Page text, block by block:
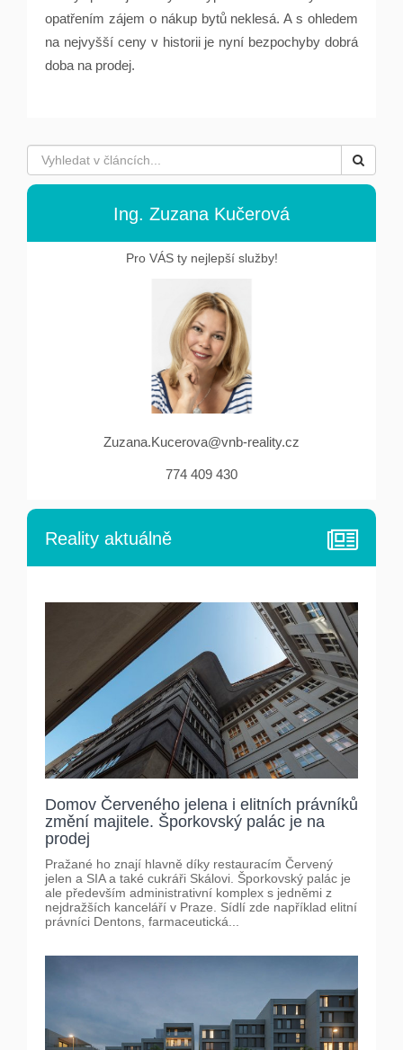
opatřením zájem o nákup bytů neklesá. A s ohledem
na nejvyšší ceny v historii je nyní bezpochyby dobrá
doba na prodej.
Ing. Zuzana Kučerová
Pro VÁS ty nejlepší služby!
Zuzana.Kucerova@vnb-reality.cz
774 409 430
Reality aktuálně
Domov Červeného jelena i elitních právníků
změní majitele. Šporkovský palác je na
prodej
Pražané ho znají hlavně díky restauracím Červený
jelen a SIA a také cukráři Skálovi. Šporkovský palác je
ale především administrativní komplex s jedněmi z
nejdražších kanceláří v Praze. Sídlí zde například elitní
právníci Dentons, farmaceutická...